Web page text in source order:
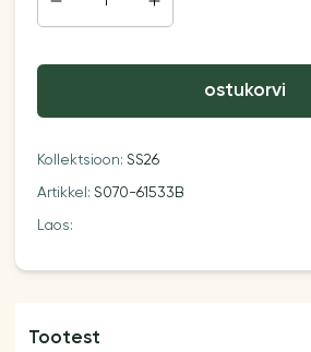
ostukorvi
Kollektsioon:SS26
Artikkel:S070-61533B
Laos:
Tootest